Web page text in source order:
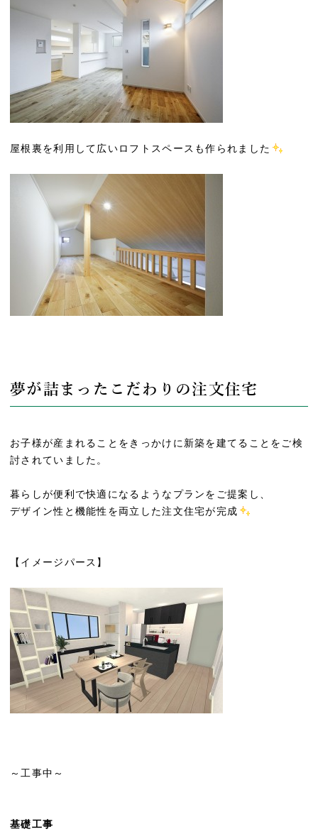
屋根裏を利用して広いロフトスペースも作られました
夢が詰まったこだわりの注文住宅
お子様が産まれることをきっかけに新築を建てることをご検
討されていました。
暮らしが便利で快適になるようなプランをご提案し、
デザイン性と機能性を両立した注文住宅が完成
【イメージパース】
～工事中～
基礎工事